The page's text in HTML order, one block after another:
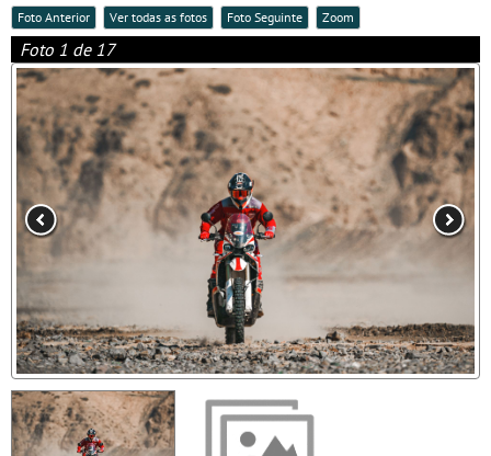
Foto Anterior Ver todas as fotos Foto Seguinte Zoom
Foto 1 de 17